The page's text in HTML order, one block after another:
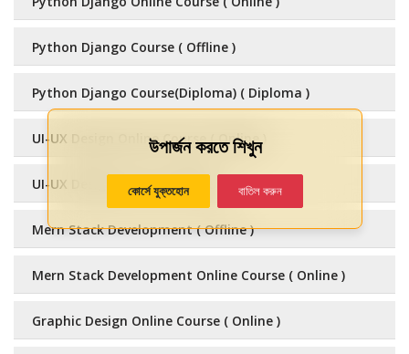
Python Django Course ( Offline )
Python Django Course(Diploma) ( Diploma )
UI-UX Design Online Course ( Online )
UI-UX Design Course ( Offline )
Mern Stack Development ( Offline )
Mern Stack Development Online Course ( Online )
Graphic Design Online Course ( Online )
উপার্জন করতে শিখুন
কোর্সে যুক্তহোন বাতিল করুন